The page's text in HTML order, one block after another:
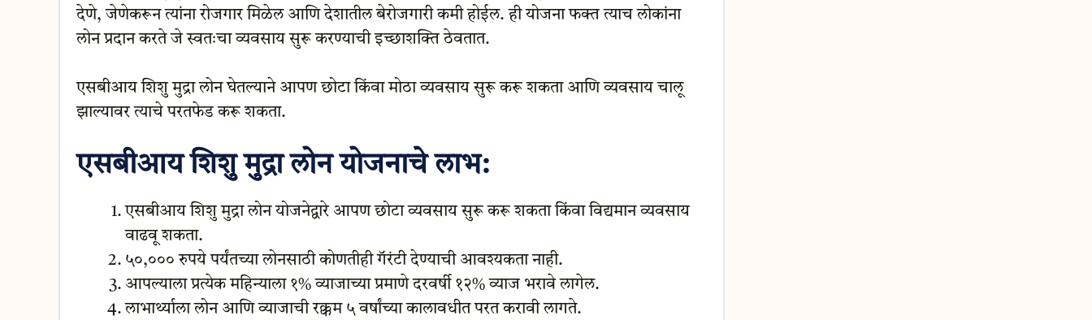
देणे, जेणेकरून त्यांना रोजगार मिळेल आणि देशातील बेरोजगारी कमी होईल. ही योजना फक्त त्याच लोकांना
लोन प्रदान करते जे स्वतःचा व्यवसाय सुरू करण्याची इच्छाशक्ति ठेवतात.
एसबीआय शिशु मुद्रा लोन घेतल्याने आपण छोटा किंवा मोठा व्यवसाय सुरू करू शकता आणि व्यवसाय चालू
झाल्यावर त्याचे परतफेड करू शकता.
एसबीआय शिशु मुद्रा लोन योजनाचे लाभ:
एसबीआय शिशु मुद्रा लोन योजनेद्वारे आपण छोटा व्यवसाय सुरू करू शकता किंवा विद्यमान व्यवसाय
वाढवू शकता.
५०,००० रुपये पर्यंतच्या लोनसाठी कोणतीही गॅरंटी देण्याची आवश्यकता नाही.
आपल्याला प्रत्येक महिन्याला १% व्याजाच्या प्रमाणे दरवर्षी १२% व्याज भरावे लागेल.
लाभार्थ्याला लोन आणि व्याजाची रक्कम ५ वर्षांच्या कालावधीत परत करावी लागते.